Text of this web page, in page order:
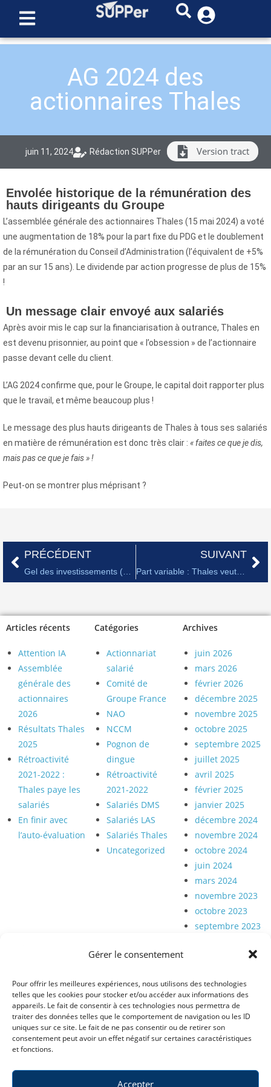
Gérer le consentement
Pour offrir les meilleures expériences, nous utilisons des technologies
telles que les cookies pour stocker et/ou accéder aux informations des
appareils. Le fait de consentir à ces technologies nous permettra de
traiter des données telles que le comportement de navigation ou les ID
uniques sur ce site. Le fait de ne pas consentir ou de retirer son
consentement peut avoir un effet négatif sur certaines caractéristiques
et fonctions.
Accepter
AG 2024 des
actionnaires Thales
juin 11, 2024 Rédaction SUPPer Version tract
Envolée historique de la rémunération des
hauts dirigeants du Groupe
L’assemblée générale des actionnaires Thales (15 mai 2024) a voté
une augmentation de 18% pour la part fixe du PDG et le doublement
de la rémunération du Conseil d’Administration (l’équivalent de +5%
par an sur 15 ans). Le dividende par action progresse de plus de 15%
!
Un message clair envoyé aux salariés
Après avoir mis le cap sur la financiarisation à outrance, Thales en
est devenu prisonnier, au point que « l’obsession » de l’actionnaire
passe devant celle du client.
L’AG 2024 confirme que, pour le Groupe, le capital doit rapporter plus
que le travail, et même beaucoup plus !
Le message des plus hauts dirigeants de Thales à tous ses salariés
en matière de rémunération est donc très clair : « faites ce que je dis,
mais pas ce que je fais » !
Peut-on se montrer plus méprisant ?
PRÉCÉDENT SUIVANT
Part variable : Thales veut imposer de nouvelles règles plus injustes
Articles récents
Attention IA
Assemblée
générale des
actionnaires
2026
Résultats Thales
2025
Rétroactivité
2021-2022 :
Thales paye les
salariés
En finir avec
l’auto-évaluation
Catégories
Actionnariat
salarié
Comité de
Groupe France
NAO
NCCM
Pognon de
dingue
Rétroactivité
2021-2022
Salariés DMS
Salariés LAS
Salariés Thales
Uncategorized
Archives
juin 2026
mars 2026
février 2026
décembre 2025
novembre 2025
octobre 2025
septembre 2025
juillet 2025
avril 2025
février 2025
janvier 2025
décembre 2024
novembre 2024
octobre 2024
juin 2024
mars 2024
novembre 2023
octobre 2023
septembre 2023
Syndicat
Personnel
Publications
Actualités
Nous
découvrir
Qui nous
Nos valeurs
Infos légales
Conditions
confidentialité